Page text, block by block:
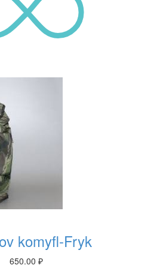
komyfl-Fryk
650.00 ₽